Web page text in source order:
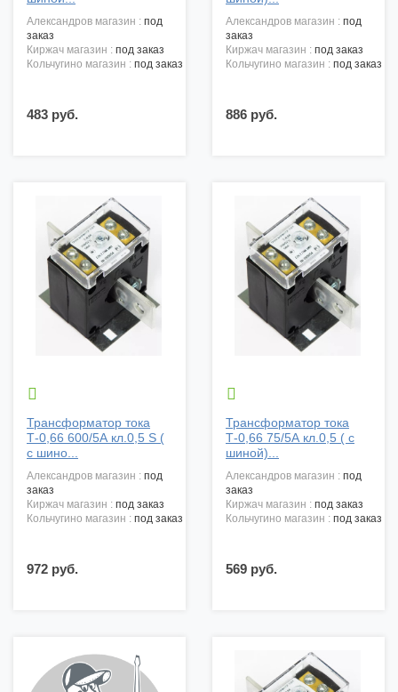
александров магазин : под
заказ
киржач магазин : под заказ
кольчугино магазин : под заказ
483 руб.
александров магазин : под
заказ
киржач магазин : под заказ
кольчугино магазин : под заказ
886 руб.

Трансформатор тока
Т-0,66 600/5А кл.0,5 S (
с шино...
александров магазин : под
заказ
киржач магазин : под заказ
кольчугино магазин : под заказ
972 руб.

Трансформатор тока
Т-0,66 75/5А кл.0,5 ( с
шиной)...
александров магазин : под
заказ
киржач магазин : под заказ
кольчугино магазин : под заказ
569 руб.